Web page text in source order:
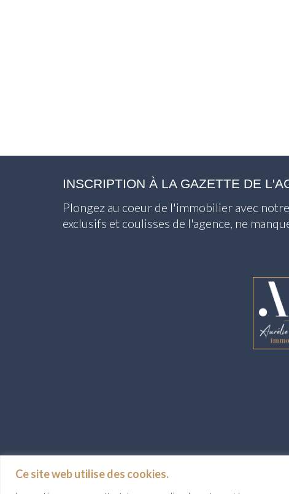
Ce site web utilise des cookies.
INSCRIPTION À LA GAZETTE DE
Plongez au coeur de l'immobilier avec
exclusifs et coulisses de l'agence, ne
Carte professionnelle Transaction sur Immeubles et fonds de